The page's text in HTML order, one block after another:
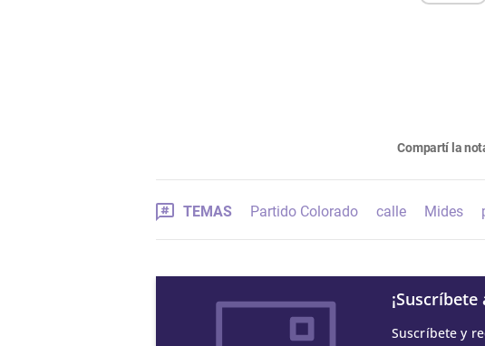
Compartí la
TEMAS Partido Colorado calle Mides
Suscríbete y